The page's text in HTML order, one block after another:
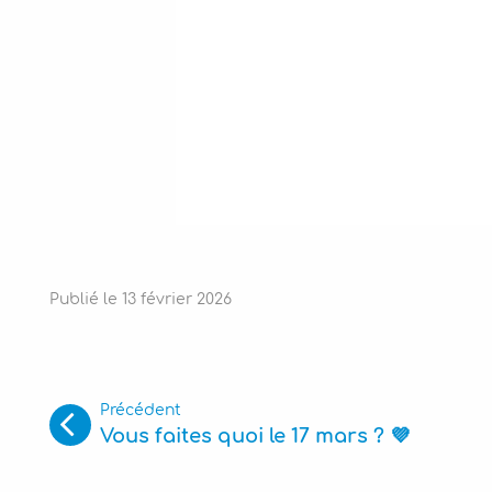
Publié le 13 février 2026
Précédent
Vous faites quoi le 17 mars ? 💜